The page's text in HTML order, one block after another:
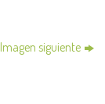
Imagen siguiente